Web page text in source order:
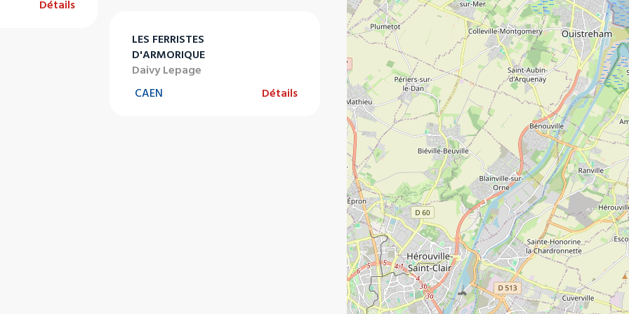
Détails
LES FERRISTES
D'ARMORIQUE
Daivy Lepage
CAEN
Détails